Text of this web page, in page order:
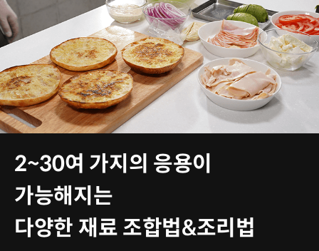
2~30여 가지의 응용이
가능해지는
다양한 재료 조합법&조리법